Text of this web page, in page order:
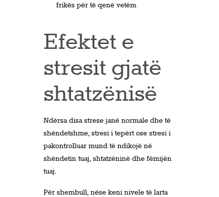
frikës për të qenë vetëm
Efektet e
stresit gjatë
shtatzënisë
Ndërsa disa strese janë normale dhe të
shëndetshme, stresi i tepërt ose stresi i
pakontrolluar mund të ndikojë në
shëndetin tuaj, shtatzëninë dhe fëmijën
tuaj.
Për shembull, nëse keni nivele të larta